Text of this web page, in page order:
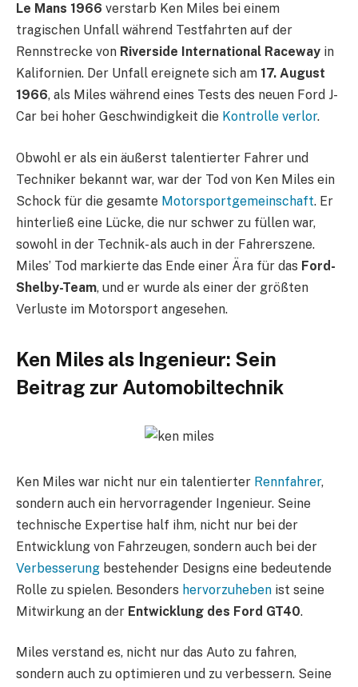
Le Mans 1966 verstarb Ken Miles bei einem
tragischen Unfall während Testfahrten auf der
Rennstrecke von Riverside International Raceway in
Kalifornien. Der Unfall ereignete sich am 17. August
1966, als Miles während eines Tests des neuen Ford J-
Car bei hoher Geschwindigkeit die Kontrolle verlor.
Obwohl er als ein äußerst talentierter Fahrer und
Techniker bekannt war, war der Tod von Ken Miles ein
Schock für die gesamte Motorsportgemeinschaft. Er
hinterließ eine Lücke, die nur schwer zu füllen war,
sowohl in der Technik- als auch in der Fahrerszene.
Miles’ Tod markierte das Ende einer Ära für das Ford-
Shelby-Team, und er wurde als einer der größten
Verluste im Motorsport angesehen.
Ken Miles als Ingenieur: Sein
Beitrag zur Automobiltechnik
Ken Miles war nicht nur ein talentierter Rennfahrer,
sondern auch ein hervorragender Ingenieur. Seine
technische Expertise half ihm, nicht nur bei der
Entwicklung von Fahrzeugen, sondern auch bei der
Verbesserung bestehender Designs eine bedeutende
Rolle zu spielen. Besonders hervorzuheben ist seine
Mitwirkung an der Entwicklung des Ford GT40.
Miles verstand es, nicht nur das Auto zu fahren,
sondern auch zu optimieren und zu verbessern. Seine